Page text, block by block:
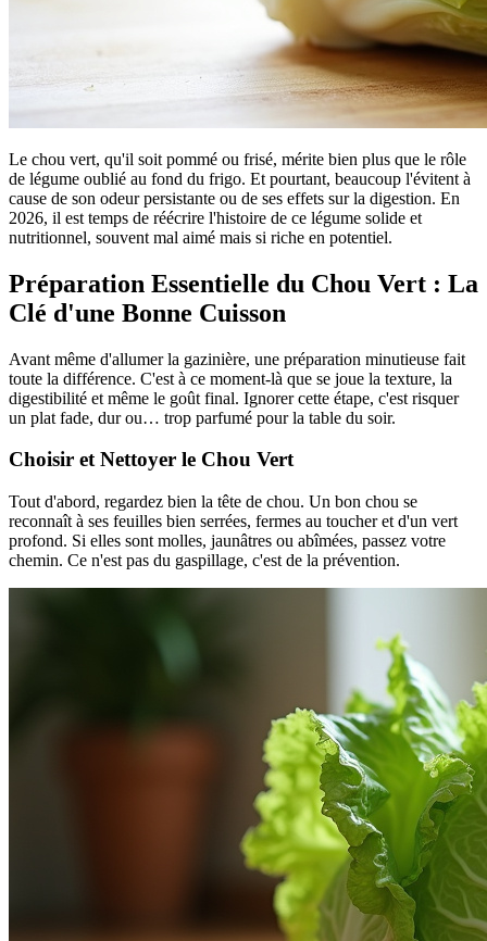
Le chou vert, qu'il soit pommé ou frisé, mérite bien plus que le rôle
de légume oublié au fond du frigo. Et pourtant, beaucoup l'évitent à
cause de son odeur persistante ou de ses effets sur la digestion. En
2026, il est temps de réécrire l'histoire de ce légume solide et
nutritionnel, souvent mal aimé mais si riche en potentiel.
Préparation Essentielle du Chou Vert : La
Clé d'une Bonne Cuisson
Avant même d'allumer la gazinière, une préparation minutieuse fait
toute la différence. C'est à ce moment-là que se joue la texture, la
digestibilité et même le goût final. Ignorer cette étape, c'est risquer
un plat fade, dur ou… trop parfumé pour la table du soir.
Choisir et Nettoyer le Chou Vert
Tout d'abord, regardez bien la tête de chou. Un bon chou se
reconnaît à ses feuilles bien serrées, fermes au toucher et d'un vert
profond. Si elles sont molles, jaunâtres ou abîmées, passez votre
chemin. Ce n'est pas du gaspillage, c'est de la prévention.